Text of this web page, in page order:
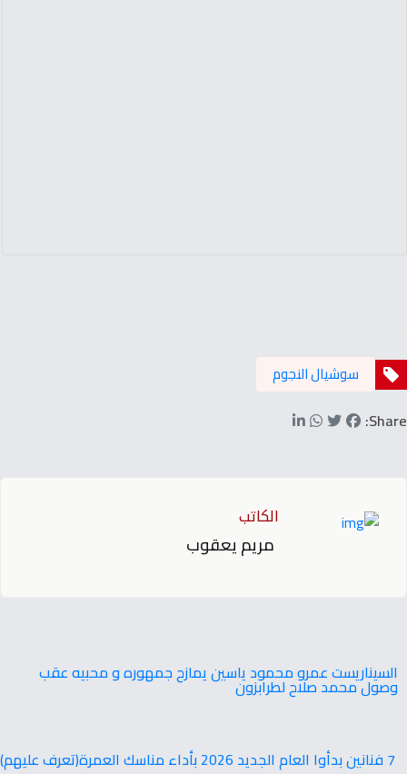
سوشيال النجوم
Share:
الكاتب
مريم يعقوب
السيناريست عمرو محمود ياسين يمازح جمهوره و محبيه عقب
وصول محمد صلاح لطرابزون
7 فنانين بدأوا العام الجديد 2026 بأداء مناسك العمرة(تعرف عليهم)